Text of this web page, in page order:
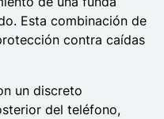
Esta combinación de
contra caídas
un discreto
del teléfono,